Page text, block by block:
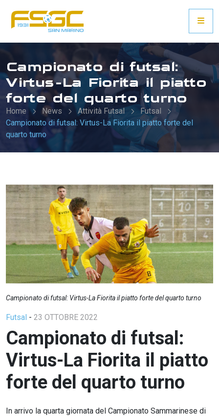
Campionato di futsal:
Virtus-La Fiorita il piatto
forte del quarto turno
Home News Attività Futsal
Futsal
Campionato di futsal: Virtus-La Fiorita il piatto forte del
quarto turno
Campionato di futsal: Virtus-La Fiorita il piatto forte del quarto turno
Futsal - 23 OTTOBRE 2022
Campionato di futsal:
Virtus-La Fiorita il piatto
forte del quarto turno
In arrivo la quarta giornata del Campionato Sammarinese di